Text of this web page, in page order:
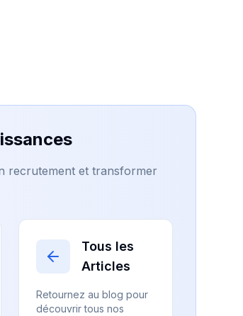
recrutement et transformer
Tous les
Articles
Retournez au blog pour
découvrir tous nos